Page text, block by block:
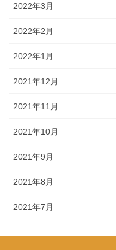
2022年3月
2022年2月
2022年1月
2021年12月
2021年11月
2021年10月
2021年9月
2021年8月
2021年7月